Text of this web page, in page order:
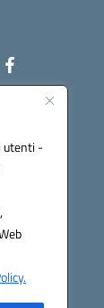
utenti -